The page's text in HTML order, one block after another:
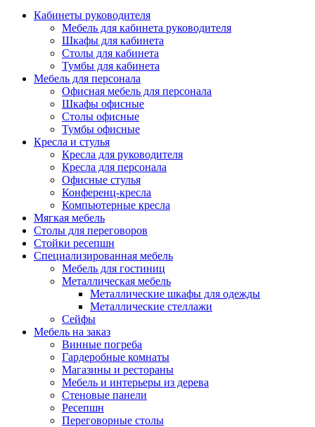
Кабинеты руководителя
Мебель для кабинета руководителя
Шкафы для кабинета
Столы для кабинета
Тумбы для кабинета
Мебель для персонала
Офисная мебель для персонала
Шкафы офисные
Столы офисные
Тумбы офисные
Кресла и стулья
Кресла для руководителя
Кресла для персонала
Офисные стулья
Конференц-кресла
Компьютерные кресла
Мягкая мебель
Столы для переговоров
Стойки ресепшн
Специализированная мебель
Мебель для гостиниц
Металлическая мебель
Металлические шкафы для одежды
Металлические стеллажи
Сейфы
Мебель на заказ
Винные погреба
Гардеробные комнаты
Магазины и рестораны
Мебель и интерьеры из дерева
Стеновые панели
Ресепшн
Переговорные столы